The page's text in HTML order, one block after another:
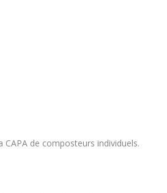
de composteurs individuels.